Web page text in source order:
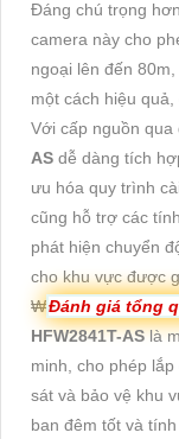
Đáng chú trọng
camera này cho
ngoại lên đến
một cách hiệu
Với cấp nguồn qua
AS dễ dàng tích
ưu hóa quy trình
cũng hỗ trợ các
phát hiện chuyển
cho khu vực được
₩Đánh giá tổng
HFW2841T-ASlà
minh, cho phép
sát và bảo vệ khu
ban đêm tốt và